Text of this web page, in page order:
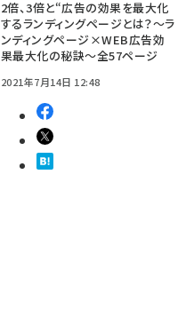
2倍、3倍と“広告の効果を最大化
するランディングページとは？～ラ
ンディングページ×WEB広告効
果最大化の秘訣～全57ページ
2021年7月14日 12:48